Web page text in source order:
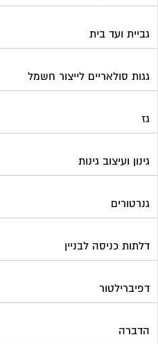
גביית ועד בית
גגות סולאריים לייצור חשמל
גז
גינון ועיצוב גינות
גנרטורים
דלתות כניסה לבניין
דפיברילטור
הדברה